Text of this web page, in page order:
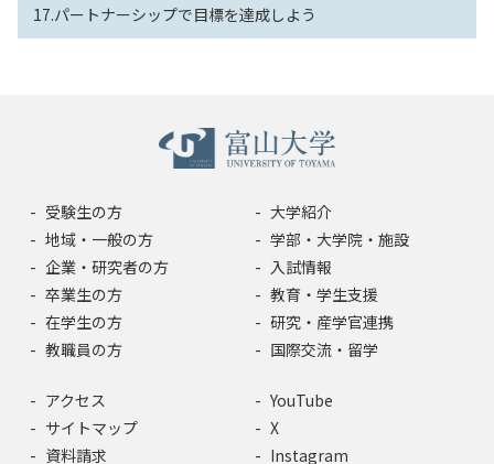
17.パートナーシップで目標を達成しよう
受験生の方
地域・一般の方
企業・研究者の方
卒業生の方
在学生の方
教職員の方
大学紹介
学部・大学院・施設
入試情報
教育・学生支援
研究・産学官連携
国際交流・留学
アクセス
サイトマップ
資料請求
YouTube
X
Instagram